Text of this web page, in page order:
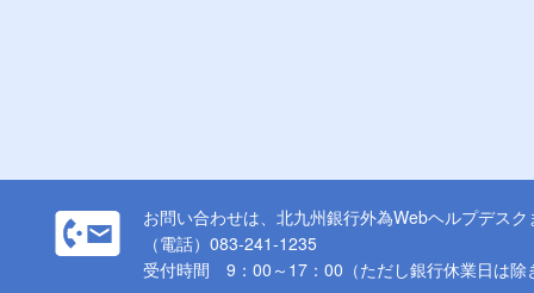
お問い合わせは、北九州銀行外為Webヘルプデスク
（電話）083-241-1235
受付時間 9：00～17：00（ただし銀行休業日は除